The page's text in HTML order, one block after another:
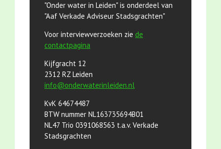
"Onder water in Leiden" is onderdeel van
"Aaf Verkade Adviseur Stadsgrachten"
Voor interviewverzoeken zie de
contactpagina
Kijfgracht 12
2312 RZ Leiden
info@onderwaterinleiden.nl
KvK 64674487
BTW nummer NL163735694B01
NL47 Trio 0391068563 t.a.v. Verkade
Stadsgrachten